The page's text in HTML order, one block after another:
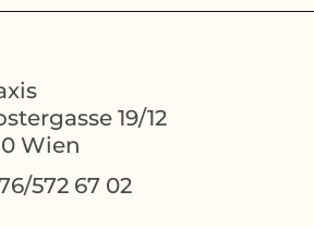
19/12
Wien
572 67 02